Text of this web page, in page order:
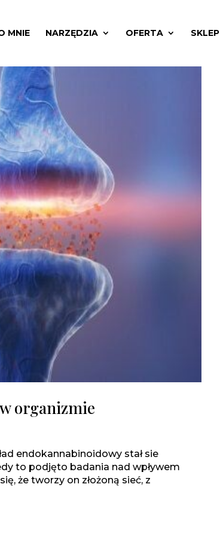
MNIE NARZĘDZIA OFERTA SKLEP
organizmie
endokannabinoidowy stał sie
to podjęto badania nad wpływem
że tworzy on złożoną sieć, z